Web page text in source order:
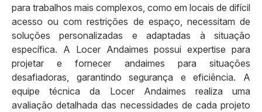
para trabalhos mais complexos, como em locais de difícil
acesso ou com restrições de espaço, necessitam de
soluções personalizadas e adaptadas à situação
específica. A Locer Andaimes possui expertise para
projetar e fornecer andaimes para situações
desafiadoras, garantindo segurança e eficiência. A
equipe técnica da Locer Andaimes realiza uma
avaliação detalhada das necessidades de cada projeto